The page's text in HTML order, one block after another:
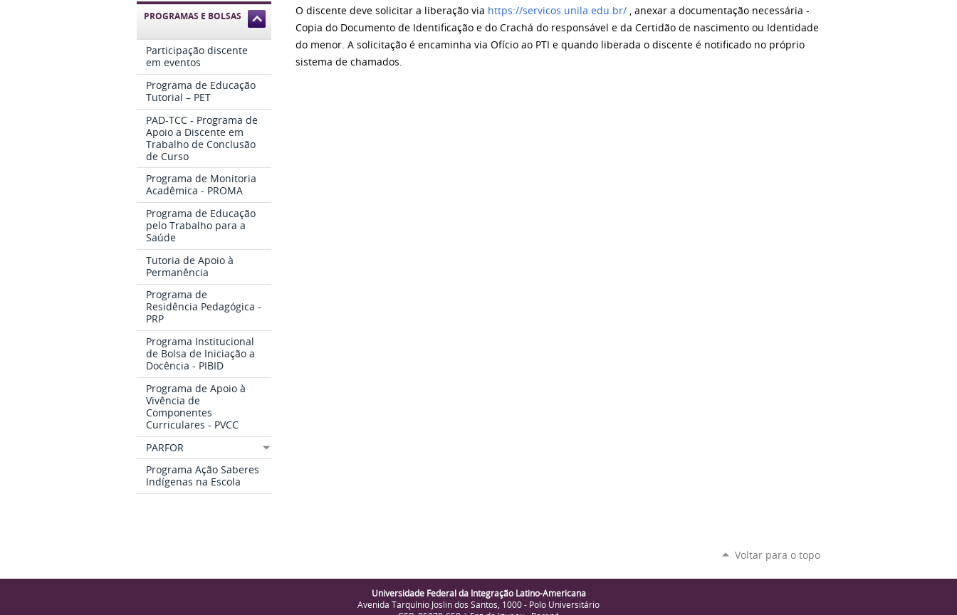
PROGRAMAS E BOLSAS
Participação discente
em eventos
Programa de Educação
Tutorial – PET
PAD-TCC - Programa de
Apoio a Discente em
Trabalho de Conclusão
de Curso
Programa de Monitoria
Acadêmica - PROMA
Programa de Educação
pelo Trabalho para a
Saúde
Tutoria de Apoio à
Permanência
Programa de
Residência Pedagógica -
PRP
Programa Institucional
de Bolsa de Iniciação a
Docência - PIBID
Programa de Apoio à
Vivência de
Componentes
Curriculares - PVCC
PARFOR
Programa Ação Saberes
Indígenas na Escola
O discente deve solicitar a liberação via https://servicos.unila.edu.br/ , anexar a documentação necessária -
Copia do Documento de Identificação e do Crachá do responsável e da Certidão de nascimento ou Identidade
do menor. A solicitação é encaminha via Ofício ao PTI e quando liberada o discente é notificado no próprio
sistema de chamados.
Voltar para o topo
Universidade Federal da Integração Latino-Americana
Avenida Tarquínio Joslin dos Santos, 1000 - Polo Universitário